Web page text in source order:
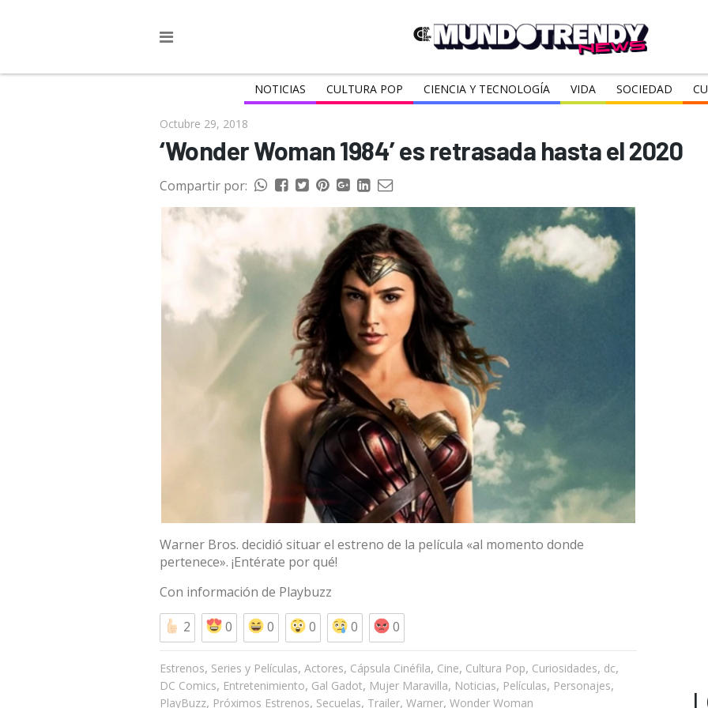
NOTICIAS CULTURA POP CIENCIA Y TECNOLOGÍA VIDA SOCIEDAD
Octubre 29, 2018
‘Wonder Woman 1984’ es retrasada hasta el 2020
Compartir por:
Warner Bros. decidió situar el estreno de la película «al momento donde
pertenece». ¡Entérate por qué!
Con información de Playbuzz
2
0 0 0 0 0
Estrenos, Series y Películas, Actores, Cápsula Cinéfila, Cine, Cultura Pop, Curiosidades, dc,
DC Comics, Entretenimiento, Gal Gadot, Mujer Maravilla, Noticias, Películas, Personajes,
PlayBuzz, Próximos Estrenos, Secuelas, Trailer, Warner, Wonder Woman